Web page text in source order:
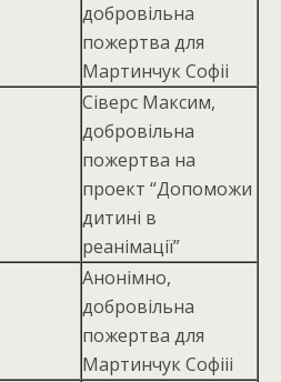
добровільна
пожертва для
Мартинчук Софii
Сіверс Максим,
добровiльна
пожертва на
проект “Допоможи
дитинi в
реанiмацiї”
Анонімно,
добровільна
пожертва для
Мартинчук Софiii